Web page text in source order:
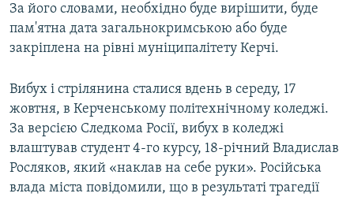
За його словами, необхідно буде вирішити, буде
пам'ятна дата загальнокримською або буде
закріплена на рівні муніципалітету Керчі.
Вибух і стрілянина сталися вдень в середу, 17
жовтня, в Керченському політехнічному коледжі.
За версією Следкома Росії, вибух в коледжі
влаштував студент 4-го курсу, 18-річний Владислав
Росляков, який «наклав на себе руки». Російська
влада міста повідомили, що в результаті трагедії